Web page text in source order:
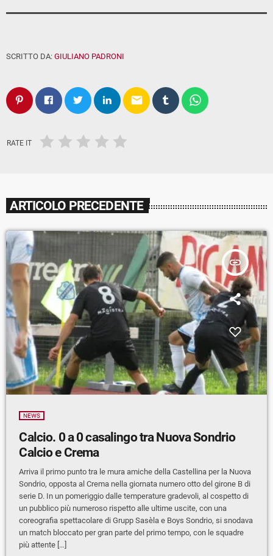
SCRITTO DA: GIULIANO PADRONI
email
RATE IT
ARTICOLO PRECEDENTE
insert_link
NEWS
Calcio. 0 a 0 casalingo tra Nuova Sondrio
Calcio e Crema
Arriva il primo punto tra le mura amiche della Castellina per la Nuova
Sondrio, opposta al Crema nella giornata numero otto del girone B di
serie D. In un pomeriggio dalle temperature gradevoli, al cospetto di
un pubblico più numeroso rispetto alle ultime uscite, con una
coreografia spettacolare di Grupp Sasèla e Boys Sondrio, si snodava
un match bloccato per gran parte del primo tempo, con le squadre
più attente […]